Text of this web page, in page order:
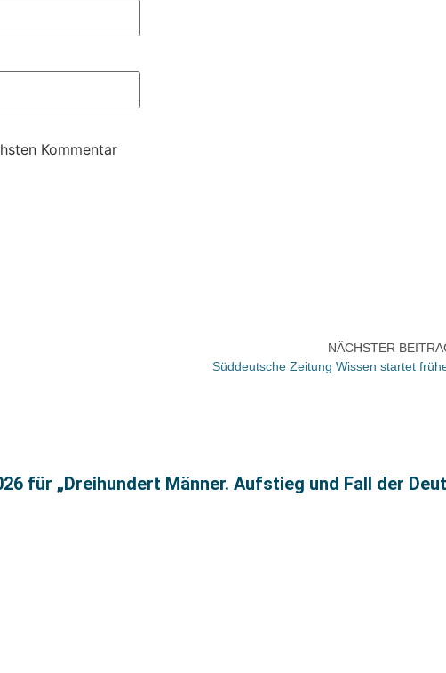
Kommentar
NÄCHSTER
Süddeutsche Zeitung Wissen startet
für „Dreihundert Männer. Aufstieg und Fall der